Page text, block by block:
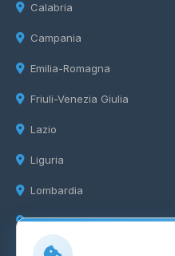
Calabria
Campania
Emilia-Romagna
Friuli-Venezia Giulia
Lazio
Liguria
Lombardia
Marche